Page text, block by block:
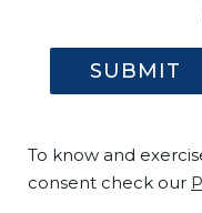
To know and
consent check our